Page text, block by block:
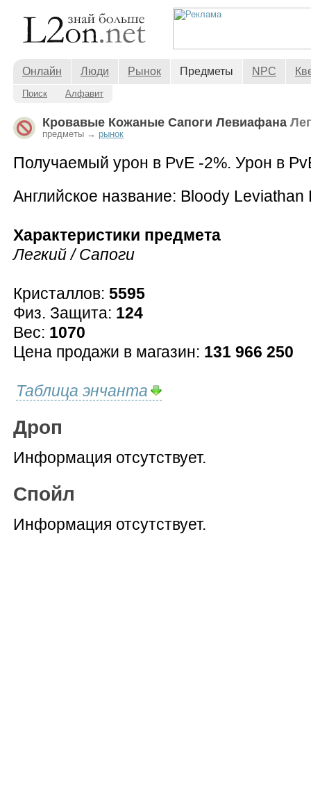
Онлайн Люди Рынок Предметы NPC
Поиск Алфавит
Кровавые Кожаные Сапоги Левиафана
предметы → рынок
Получаемый урон в PvE -2%. Урон в
Английское название: Bloody Leviathan
Характеристики предмета
Легкий / Сапоги
Кристаллов: 5595
Физ. Защита: 124
Вес: 1070
Цена продажи в магазин: 131 966 250
Таблица энчанта
Дроп
Информация отсутствует.
Спойл
Информация отсутствует.